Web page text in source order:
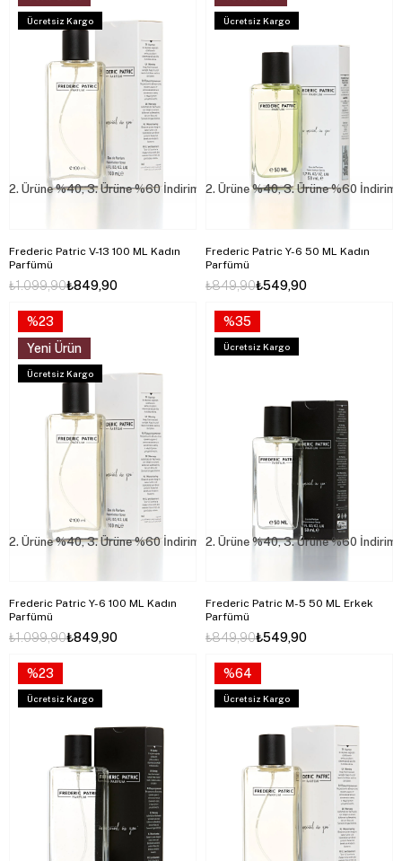
Frederic Patric V-13 100 ML Kadın
Parfümü
₺849,90
₺1.099,90
2. Ürüne %40, 3. Ürüne %60 İndirim
Ücretsiz Kargo
Frederic Patric Y-6 50 ML Kadın
Parfümü
₺549,90
₺849,90
2. Ürüne %40, 3. Ürüne %60 İndirim
Ücretsiz Kargo
Frederic Patric Y-6 100 ML Kadın
Parfümü
₺849,90
₺1.099,90
2. Ürüne %40, 3. Ürüne %60 İndirim
%23
Yeni Ürün
Ücretsiz Kargo
Frederic Patric M-5 50 ML Erkek
Parfümü
₺549,90
₺849,90
2. Ürüne %40, 3. Ürüne %60 İndirim
%35
Ücretsiz Kargo
%23
Ücretsiz Kargo
%64
Ücretsiz Kargo